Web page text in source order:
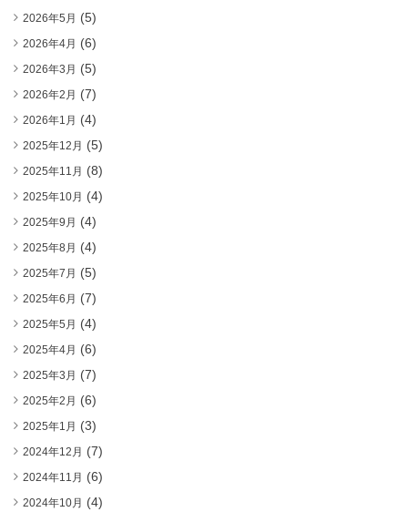
2026年5月 (5)
2026年4月 (6)
2026年3月 (5)
2026年2月 (7)
2026年1月 (4)
2025年12月 (5)
2025年11月 (8)
2025年10月 (4)
2025年9月 (4)
2025年8月 (4)
2025年7月 (5)
2025年6月 (7)
2025年5月 (4)
2025年4月 (6)
2025年3月 (7)
2025年2月 (6)
2025年1月 (3)
2024年12月 (7)
2024年11月 (6)
2024年10月 (4)